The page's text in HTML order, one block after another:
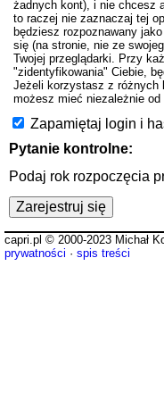
żadnych kont), i nie chcesz
to raczej nie zaznaczaj tej
będziesz rozpoznawany
się (na stronie, nie ze
Twojej przeglądarki. Przy
"zidentyfikowania" Ciebie,
Jeżeli korzystasz z różnych
możesz mieć niezależnie
Zapamiętaj login i
Pytanie kontrolne:
Podaj rok rozpoczęcia
capri.pl © 2000-2023 Michał
prywatności · spis treści